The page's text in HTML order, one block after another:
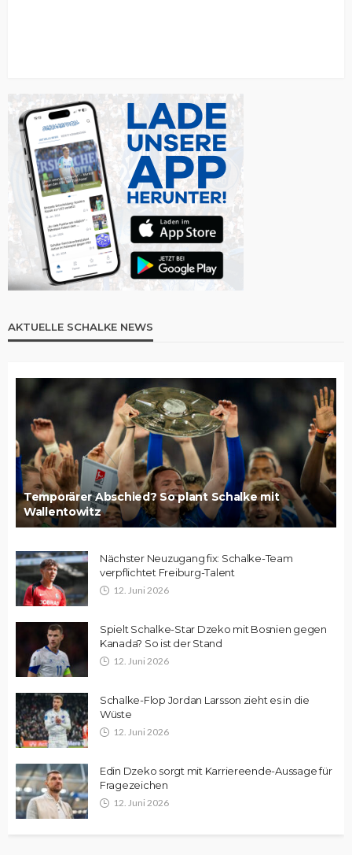
AKTUELLE SCHALKE NEWS
Temporärer Abschied? So plant Schalke mit
Wallentowitz
Nächster Neuzugang fix: Schalke-Team
verpflichtet Freiburg-Talent
12. Juni 2026
Spielt Schalke-Star Dzeko mit Bosnien gegen
Kanada? So ist der Stand
12. Juni 2026
Schalke-Flop Jordan Larsson zieht es in die
Wüste
12. Juni 2026
Edin Dzeko sorgt mit Karriereende-Aussage für
Fragezeichen
12. Juni 2026